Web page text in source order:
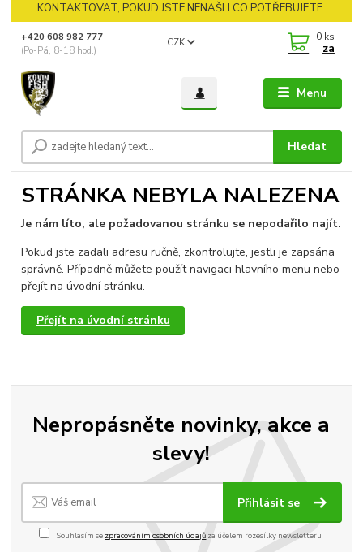
KONTAKTOVAT, POKUD JSTE NENAŠLI CO POTŘEBUJETE.
Menu
CZK
Hledat
+420 608 982 777
(Po-Pá, 8-18 hod.)
0 ks
za
STRÁNKA NEBYLA NALEZENA
Je nám líto, ale požadovanou stránku se nepodařilo najít.
Pokud jste zadali adresu ručně, zkontrolujte, jestli je zapsána
správně. Případně můžete použít navigaci hlavního menu nebo
přejít na úvodní stránku.
Přejít na úvodní stránku
Nepropásněte novinky, akce a
slevy!
Přihlásit se
Souhlasím se zpracováním osobních údajů za účelem rozesílky newsletteru.